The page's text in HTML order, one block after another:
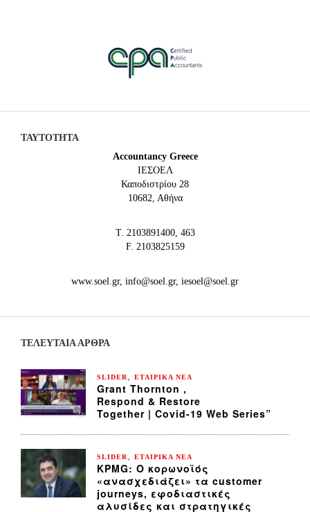
ΤΑΥΤΟΤΗΤΑ
Accountancy Greece
IEΣΟΕΛ
Καποδιστρίου 28
10682, Αθήνα
Τ. 2103891400, 463
F. 2103825159
www.soel.gr, info@soel.gr, iesoel@soel.gr
ΤΕΛΕΥΤΑΙΑ ΆΡΘΡΑ
SLIDER, ΕΤΑΙΡΙΚΑ ΝΕΑ
Grant Thornton ,
Respond & Restore
Together | Covid-19 Web Series”
SLIDER, ΕΤΑΙΡΙΚΑ ΝΕΑ
KPMG: Ο κορωνοϊός
«ανασχεδιάζει» τα customer
journeys, εφοδιαστικές
αλυσίδες και στρατηγικές